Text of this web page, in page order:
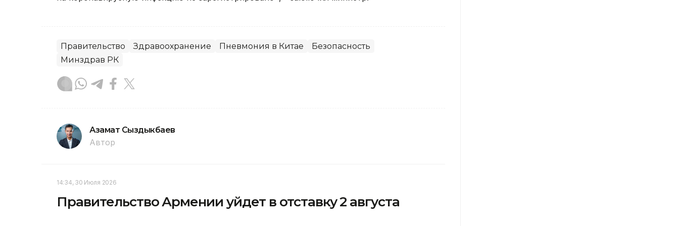
Правительство Здравоохранение Пневмония в Китае
Безопасность
Минздрав РК
Азамат Сыздыкбаев
Автор
14:34, 30 Июля 2026
Правительство Армении уйдет в отставку 2 августа